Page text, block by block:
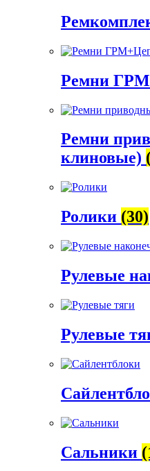
Ремни
Ремни
клиновые)
Ролики (30)
Рулевые
Рулевые
Сальники